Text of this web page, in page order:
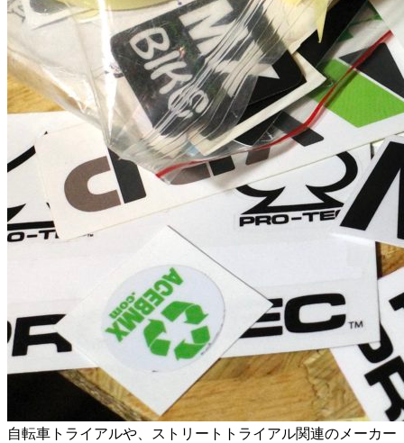
自転車トライアルや、ストリートトライアル関連のメーカー